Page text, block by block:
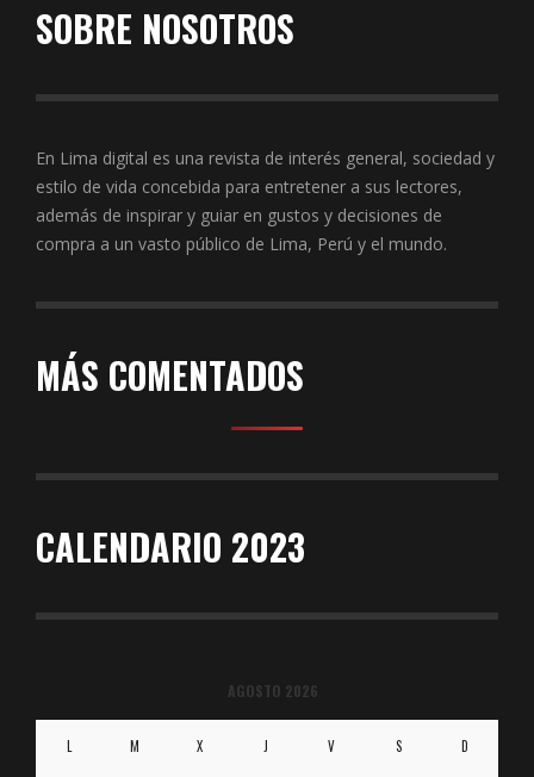
SOBRE NOSOTROS
En Lima digital es una revista de interés general, sociedad y
estilo de vida concebida para entretener a sus lectores,
además de inspirar y guiar en gustos y decisiones de
compra a un vasto público de Lima, Perú y el mundo.
MÁS COMENTADOS
CALENDARIO 2023
AGOSTO 2026
L M X J V S D